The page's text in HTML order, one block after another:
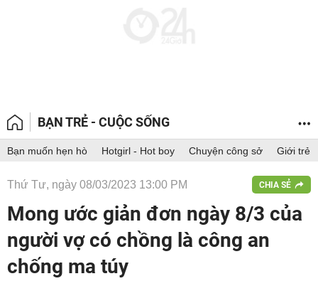
BẠN TRẺ - CUỘC SỐNG
Bạn muốn hẹn hò Hotgirl - Hot boy Chuyện công sở Giới trẻ
Thứ Tư, ngày 08/03/2023 13:00 PM CHIA SẺ
Mong ước giản đơn ngày 8/3 của
người vợ có chồng là công an
chống ma túy